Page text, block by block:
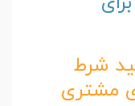
شرط
مشتری